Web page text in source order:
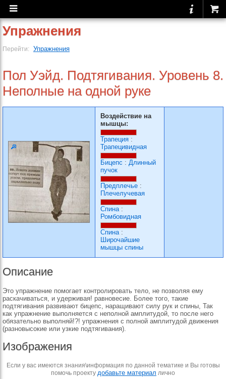
Упражнения
Перейти: Упражнения
Пол Уэйд. Подтягивания. Уровень 8.
Неполные на одной руке
Воздействие на
мышцы:
Трапеция :
Трапецивидная
Бицепс : Длинный
пучок
Предплечье :
Плечелучевая
Спина:
Ромбовидная
Спина:
Широчайшие
мышцы спины
Описание
Это упражнение помогает контролировать тело, не позволяя ему
раскачиваться, и удерживая! равновесие. Более того, такие
подтягивания развивают бицепс, наращивают силу рук и спины, Так
как упражнение выполняется с неполной амплитудой, то после него
обязательно выполняй!?! упражнения с полной амплитудой движения
(разновысокие или узкие подтягивания).
Изображения
Если у вас имеются знания\информация по данной тематике и Вы готовы
помочь проекту добавьте материал лично